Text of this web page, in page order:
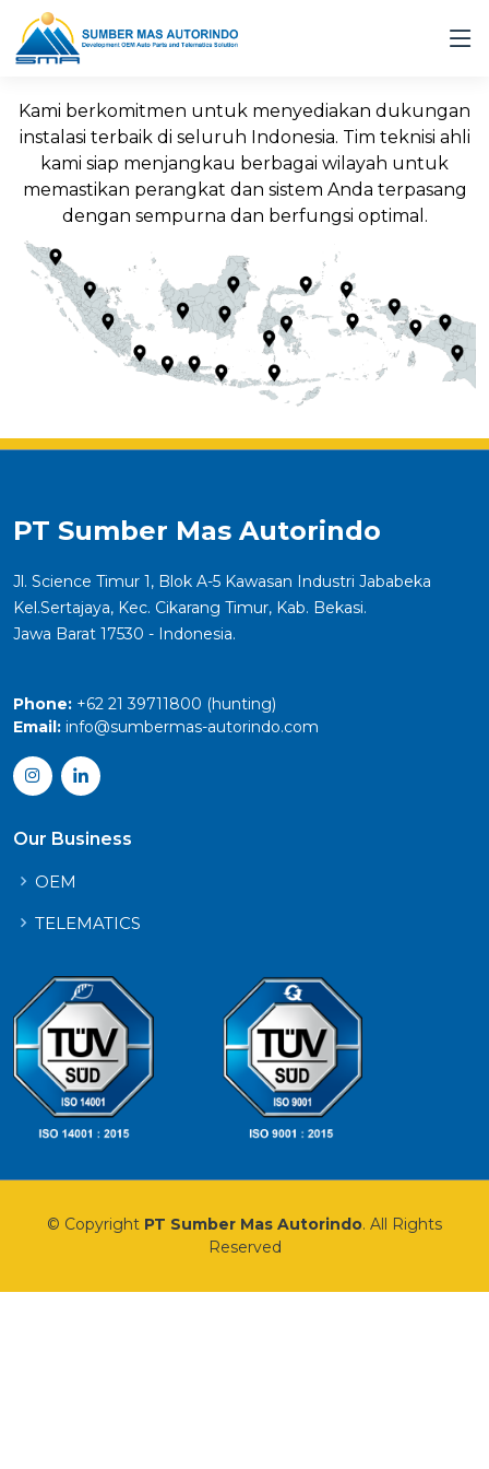
Kami berkomitmen untuk menyediakan dukungan
instalasi terbaik di seluruh Indonesia. Tim teknisi ahli
kami siap menjangkau berbagai wilayah untuk
memastikan perangkat dan sistem Anda terpasang
dengan sempurna dan berfungsi optimal.
PT Sumber Mas Autorindo
Jl. Science Timur 1, Blok A-5 Kawasan Industri Jababeka
Kel.Sertajaya, Kec. Cikarang Timur, Kab. Bekasi.
Jawa Barat 17530 - Indonesia.
Phone: +62 21 39711800 (hunting)
Email: info@sumbermas-autorindo.com
Our Business
OEM
TELEMATICS
© Copyright PT Sumber Mas Autorindo. All Rights
Reserved